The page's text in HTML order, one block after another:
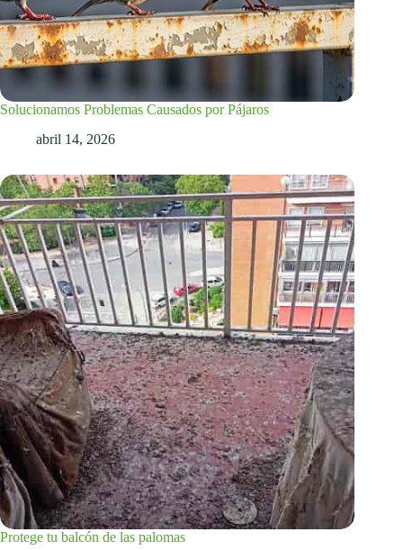
Solucionamos Problemas Causados por Pájaros
abril 14, 2026
Protege tu balcón de las palomas